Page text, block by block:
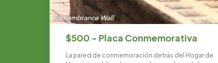
$500 - Placa Conmemorativa
La pared de conmemoración detrás del Hogar de